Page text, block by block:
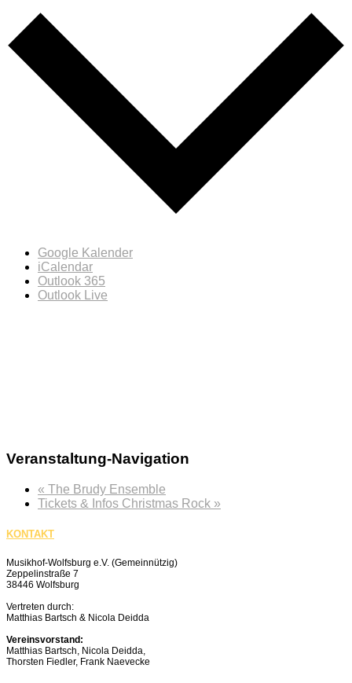
Google Kalender
iCalendar
Outlook 365
Outlook Live
Veranstaltung-Navigation
« The Brudy Ensemble
Tickets & Infos Christmas Rock »
KONTAKT
Musikhof-Wolfsburg e.V. (Gemeinnützig)
Zeppelinstraße 7
38446 Wolfsburg
Vertreten durch:
Matthias Bartsch & Nicola Deidda
Vereinsvorstand:
Matthias Bartsch, Nicola Deidda,
Thorsten Fiedler, Frank Naevecke